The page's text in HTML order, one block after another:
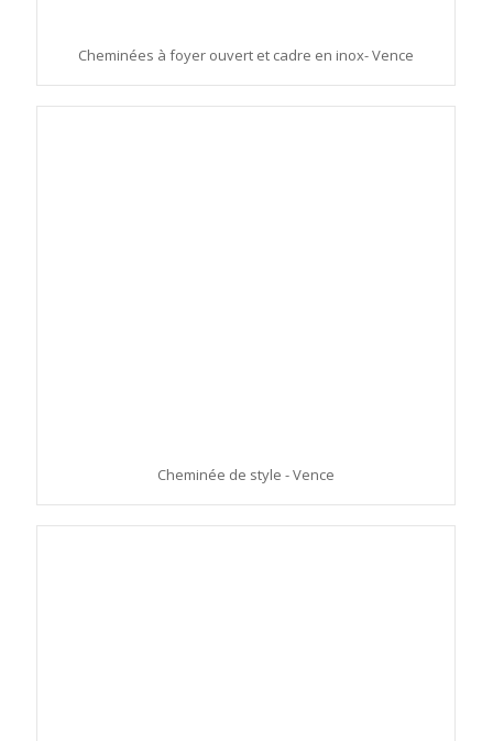
Cheminées à foyer ouvert et cadre en inox- Vence
Cheminée de style - Vence